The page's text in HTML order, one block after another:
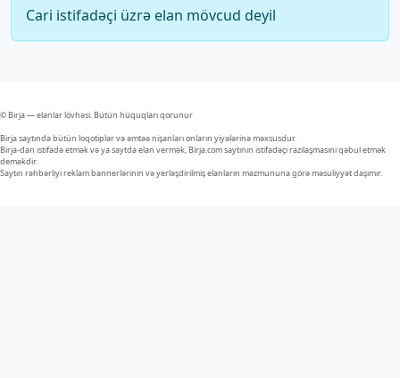
Cari istifadəçi üzrə elan mövcud deyil
© Birja — elanlar lövhəsi. Bütün hüquqları qorunur
Birja saytında bütün loqotiplər və əmtəə nişanları onların yiyələrinə məxsusdur.
Birja-dan istifadə etmək və ya saytda elan vermək, Birja.com saytının istifadəçi razılaşmasını qəbul etmək
deməkdir.
Saytın rəhbərliyi reklam bannerlərinin və yerləşdirilmiş elanların məzmununa görə məsuliyyət daşımır.